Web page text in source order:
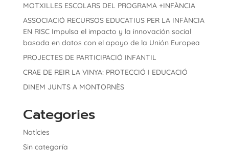
MOTXILLES ESCOLARS DEL PROGRAMA +INFÀNCIA
ASSOCIACIÓ RECURSOS EDUCATIUS PER LA INFÀNCIA
EN RISC Impulsa el impacto y la innovación social
basada en datos con el apoyo de la Unión Europea
PROJECTES DE PARTICIPACIÓ INFANTIL
CRAE DE REIR LA VINYA: PROTECCIÓ I EDUCACIÓ
DINEM JUNTS A MONTORNÈS
Categories
Notícies
Sin categoría